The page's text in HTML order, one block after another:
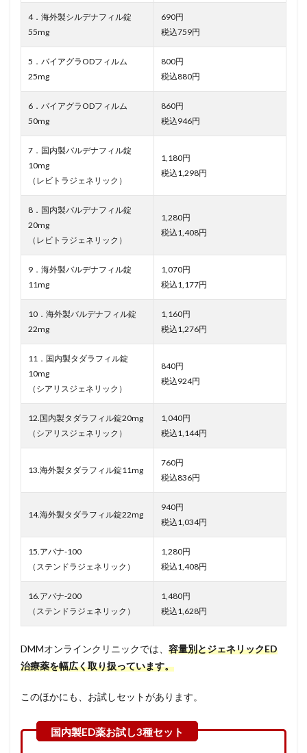
4．海外製シルデナフィル錠
55mg
690円
税込759円
5．バイアグラODフィルム
25mg
800円
税込880円
6．バイアグラODフィルム
50mg
860円
税込946円
7．国内製バルデナフィル錠
10mg
（レビトラジェネリック）
1,180円
税込1,298円
8．国内製バルデナフィル錠
20mg
（レビトラジェネリック）
1,280円
税込1,408円
9．海外製バルデナフィル錠
11mg
1,070円
税込1,177円
10．海外製バルデナフィル錠
22mg
1,160円
税込1,276円
11．国内製タダラフィル錠
10mg
（シアリスジェネリック）
840円
税込924円
12.国内製タダラフィル錠20mg
（シアリスジェネリック）
1,040円
税込1,144円
13.海外製タダラフィル錠11mg
760円
税込836円
14.海外製タダラフィル錠22mg
940円
税込1,034円
15.アバナ-100
（ステンドラジェネリック）
1,280円
税込1,408円
16.アバナ-200
（ステンドラジェネリック）
1,480円
税込1,628円
DMMオンラインクリニックでは、 容量別とジェネリックED
治療薬を幅広く取り扱っています。
このほかにも、お試しセットがあります。